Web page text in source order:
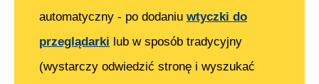
automatyczny - po dodaniu wtyczki do
przeglądarki lub w sposób tradycyjny
(wystarczy odwiedzić stronę i wyszukać